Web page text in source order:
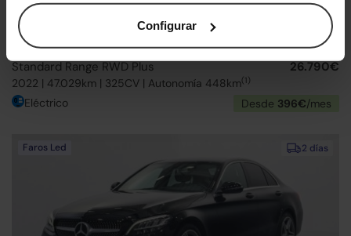
Configurar
Tesla Model 3
Standard Range RWD Plus
2022 | 47.029km | 325CV | Autonomía 448km(1)
29.990€
26.790€
Eléctrico Desde 396€/mes
2 días
Faros Led